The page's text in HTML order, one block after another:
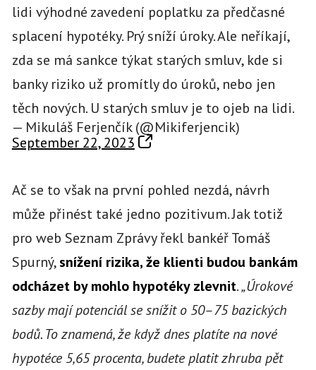
lidi výhodné zavedení poplatku za předčasné
splacení hypotéky. Prý sníží úroky. Ale neříkají,
zda se má sankce týkat starých smluv, kde si
banky riziko už promítly do úroků, nebo jen
těch nových. U starých smluv je to ojeb na lidi.
— Mikuláš Ferjenčík (@Mikiferjencik)
September 22, 2023
Ač se to však na první pohled nezdá, návrh
může přinést také jedno pozitivum. Jak totiž
pro web Seznam Zprávy řekl bankéř Tomáš
Spurný,snížení rizika, že klienti budou bankám
odcházet by mohlo hypotéky zlevnit.„Úrokové
sazby mají potenciál se snížit o 50–75 bazických
bodů. To znamená, že když dnes platíte na nové
hypotéce 5,65 procenta, budete platit zhruba pět